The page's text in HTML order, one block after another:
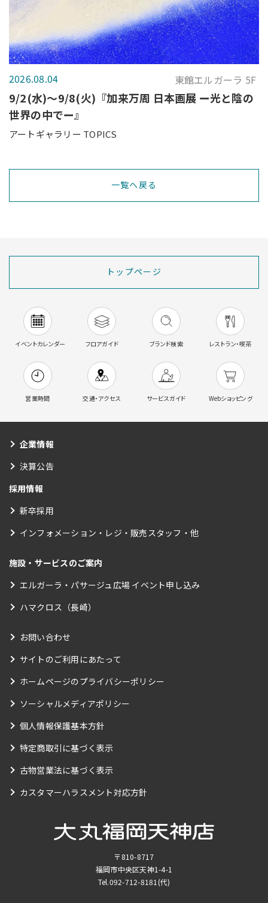
2026.08.04 東館エルガーラ 5F
9/2(水)～9/8(火)『加来万周 日本画展 ー光と陰の
世界の中でー』
アートギャラリー TOPICS
一覧へ戻る
トップページ
イベントカレンダー フロアガイド ブランド検索 レストラン・喫茶
営業時間 交通・アクセス サービスガイド Webショッピング
企業情報
決算公告
採用情報
新卒採用
インフォメーション・レジ・販売スタッフ・他
施設・サービスのご案内
エルガーラ・パサージュ広場 イベント申し込み
ハマクロス（長崎）
お問い合わせ
サイトのご利用にあたって
ホームページのプライバシーポリシー
ソーシャルメディアポリシー
個人情報保護基本方針
特定商取引に基づく表示
古物営業法に基づく表示
カスタマーハラスメント対応方針
〒810-8717
福岡市中央区天神1-4-1
Tel.092-712-8181(代)